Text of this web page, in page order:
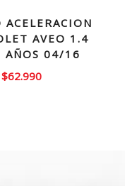
ACELERACION
AVEO 1.4
AÑOS 04/16
$62.990